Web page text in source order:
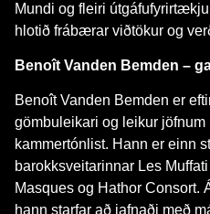
Mundi og fleiri
hlotið frábærar viðtökur og
Benoît Vanden Bemden –
Benoît Vanden Bemden er
gömbuleikari og leikur
kammertónlist. Hann er einn
barokksveitarinnar Les
Masques og Hathor Consort.
hann starfar að jafnaði með